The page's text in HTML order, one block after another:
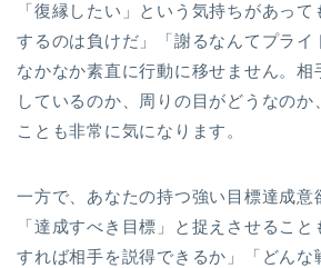
「復縁したい」という気持ちがあっ
するのは負けだ」「謝るなんてプライ
なかなか素直に行動に移せません。相
しているのか、周りの目がどうなのか
ことも非常に気になります。
一方で、あなたの持つ強い目標達成意
「達成すべき目標」と捉えさせること
すれば相手を説得できるか」「どんな